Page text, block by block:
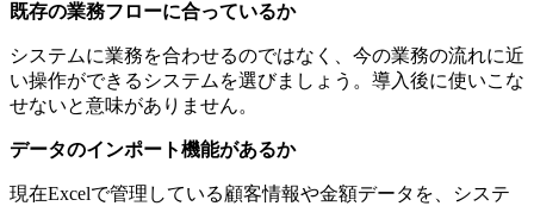
既存の業務フローに合っているか
システムに業務を合わせるのではなく、今の業務の流れに近
い操作ができるシステムを選びましょう。導入後に使いこな
せないと意味がありません。
データのインポート機能があるか
現在Excelで管理している顧客情報や金額データを、システ